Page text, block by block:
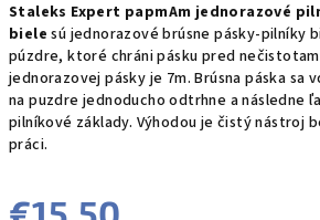
Staleks Expert papmAm jednorazové
bielesú jednorazové brúsne pásky-pilníky
púzdre, ktoré chráni pásku pred
jednorazovej pásky je 7m. Brúsna páska sa
na puzdre jednoducho odtrhne a následne
pilníkové základy. Výhodou je čistý nástroj
práci.